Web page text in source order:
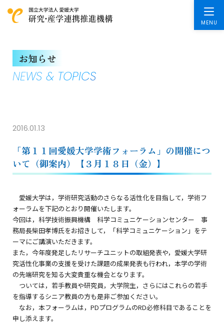
お知らせ
NEWS & TOPICS
2016.01.13
「第１１回愛媛大学学術フォーラム」の開催につ
いて（御案内）【３月１８日（金）】
愛媛大学は，学術研究活動のさらなる活性化を目指して，学術フ
ォーラムを下記のとおり開催いたします。
今回は，科学技術振興機構 科学コミュニケーションセンター 事
務局長柴田孝博氏をお招きして，「科学コミュニケーション」をテ
ーマにご講演いただきます。
また，今年度発足したリサーチユニットの取組発表や，愛媛大学研
究活性化事業の支援を受けた課題の成果発表も行われ，本学の学術
の先端研究を知る大変貴重な機会となります。
ついては，若手教員や研究員，大学院生，さらにはこれらの若手
を指導するシニア教員の方も是非ご参加ください。
なお，本フォーラムは，PDプログラムのRD必修科目であることを
申し添えます。